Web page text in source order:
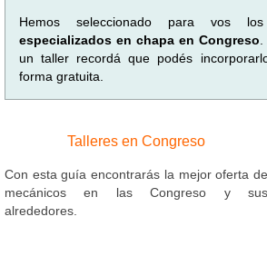
Hemos seleccionado para vos
especializados en chapa en Congreso
un taller recordá que podés
forma gratuita.
Talleres en Congreso
Con esta guía encontrarás la mejor oferta de
mecánicos en las Congreso y sus
alrededores.